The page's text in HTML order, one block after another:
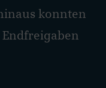
konnten